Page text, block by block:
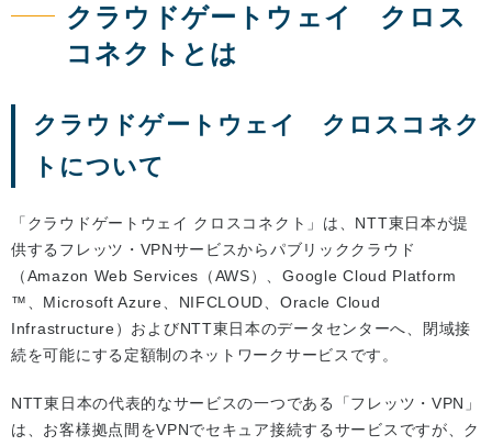
クラウドゲートウェイ クロス
コネクトとは
クラウドゲートウェイ クロスコネク
トについて
「クラウドゲートウェイ クロスコネクト」は、NTT東日本が提
供するフレッツ・VPNサービスからパブリッククラウド
（Amazon Web Services（AWS）、Google Cloud Platform
™、Microsoft Azure、NIFCLOUD、Oracle Cloud
Infrastructure）およびNTT東日本のデータセンターへ、閉域接
続を可能にする定額制のネットワークサービスです。
NTT東日本の代表的なサービスの一つである「フレッツ・VPN」
は、お客様拠点間をVPNでセキュア接続するサービスですが、ク